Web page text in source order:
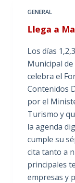
GENERAL
Llega a
Los días
Municipal
celebra el
Contenidos
por el
Turismo y
la agenda
cumple su
cita tanto a
principales
empresas y